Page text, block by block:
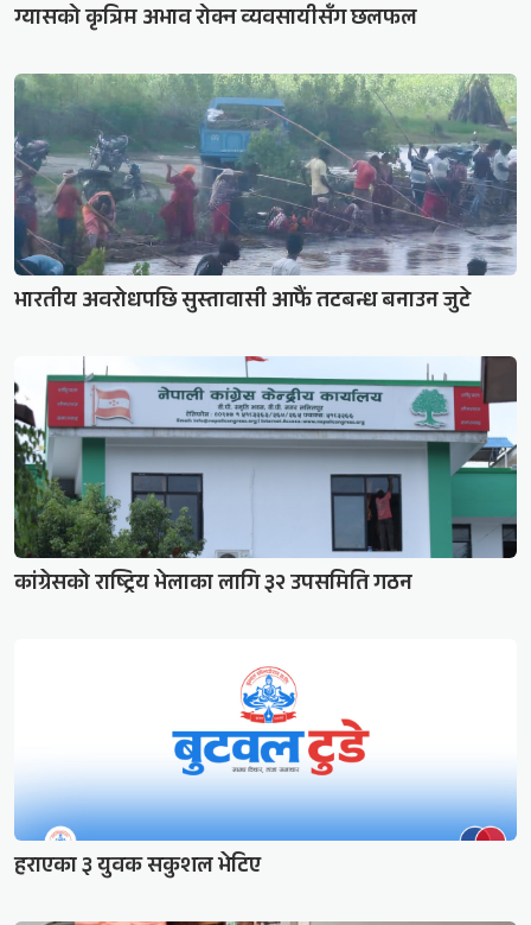
ग्यासको कृत्रिम अभाव रोक्न व्यवसायीसँग छलफल
भारतीय अवरोधपछि सुस्तावासी आफैं तटबन्ध बनाउन जुटे
कांग्रेसको राष्ट्रिय भेलाका लागि ३२ उपसमिति गठन
हराएका ३ युवक सकुशल भेटिए